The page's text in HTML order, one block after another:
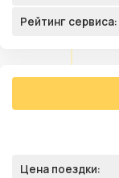
Рейтинг сервиса:
Цена поездки: